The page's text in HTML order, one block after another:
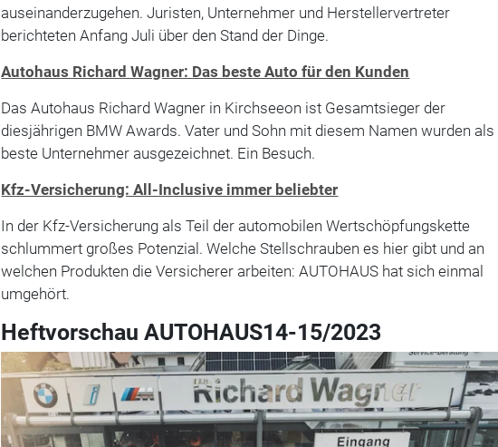
auseinanderzugehen. Juristen, Unternehmer und Herstellervertreter
berichteten Anfang Juli über den Stand der Dinge.
Autohaus Richard Wagner: Das beste Auto für den Kunden
Das Autohaus Richard Wagner in Kirchseeon ist Gesamtsieger der
diesjährigen BMW Awards. Vater und Sohn mit diesem Namen wurden als
beste Unternehmer ausgezeichnet. Ein Besuch.
Kfz-Versicherung: All-Inclusive immer beliebter
In der Kfz-Versicherung als Teil der automobilen Wertschöpfungskette
schlummert großes Potenzial. Welche Stellschrauben es hier gibt und an
welchen Produkten die Versicherer arbeiten: AUTOHAUS hat sich einmal
umgehört.
Heftvorschau AUTOHAUS14-15/2023